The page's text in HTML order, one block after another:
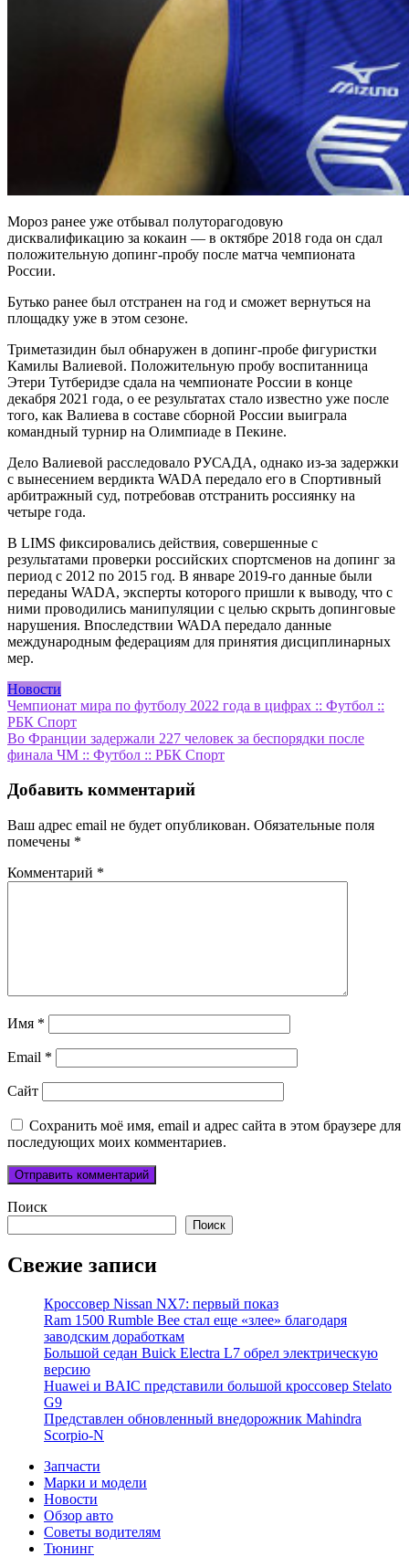
Мороз ранее уже отбывал полуторагодовую
дисквалификацию за кокаин — в октябре 2018 года он сдал
положительную допинг-пробу после матча чемпионата
России.
Бутько ранее был отстранен на год и сможет вернуться на
площадку уже в этом сезоне.
Триметазидин был обнаружен в допинг-пробе фигуристки
Камилы Валиевой. Положительную пробу воспитанница
Этери Тутберидзе сдала на чемпионате России в конце
декабря 2021 года, о ее результатах стало известно уже после
того, как Валиева в составе сборной России выиграла
командный турнир на Олимпиаде в Пекине.
Дело Валиевой расследовало РУСАДА, однако из-за задержки
с вынесением вердикта WADA передало его в Спортивный
арбитражный суд, потребовав отстранить россиянку на
четыре года.
В LIMS фиксировались действия, совершенные с
результатами проверки российских спортсменов на допинг за
период с 2012 по 2015 год. В январе 2019-го данные были
переданы WADA, эксперты которого пришли к выводу, что с
ними проводились манипуляции с целью скрыть допинговые
нарушения. Впоследствии WADA передало данные
международным федерациям для принятия дисциплинарных
мер.
Новости
Навигация
по
записям
Чемпионат мира по футболу 2022 года в цифрах :: Футбол ::
РБК Спорт
Во Франции задержали 227 человек за беспорядки после
финала ЧМ :: Футбол :: РБК Спорт
Добавить комментарий
Ваш адрес email не будет опубликован. Обязательные поля
помечены *
Комментарий *
Имя *
Email *
Сайт
Сохранить моё имя, email и адрес сайта в этом браузере для
последующих моих комментариев.
Поиск
Поиск
Свежие записи
Кроссовер Nissan NX7: первый показ
Ram 1500 Rumble Bee стал еще «злее» благодаря
заводским доработкам
Большой седан Buick Electra L7 обрел электрическую
версию
Huawei и BAIC представили большой кроссовер Stelato
G9
Представлен обновленный внедорожник Mahindra
Scorpio-N
Запчасти
Марки и модели
Новости
Обзор авто
Советы водителям
Тюнинг